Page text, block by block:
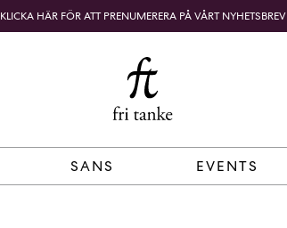
Fri
Tanke
o
k
h
a
n
e
SANS EVENTS
KLICKA HÄR FÖR ATT PRENUMERERA PÅ VÅRT NYHETSBREV